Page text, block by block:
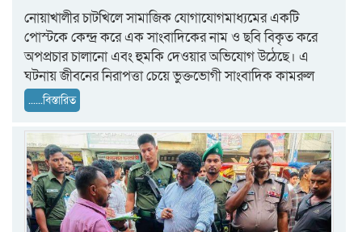
নোয়াখালীর চাটখিলে সামাজিক যোগাযোগমাধ্যমের একটি
পোস্টকে কেন্দ্র করে এক সাংবাদিকের নাম ও ছবি বিকৃত করে
অপপ্রচার চালানো এবং হুমকি দেওয়ার অভিযোগ উঠেছে। এ
ঘটনায় জীবনের নিরাপত্তা চেয়ে ভুক্তভোগী সাংবাদিক কামরুল
......বিস্তারিত